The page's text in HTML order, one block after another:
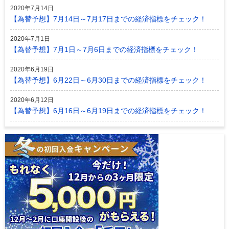
2020年7月14日
【為替予想】7月14日～7月17日までの経済指標をチェック！
2020年7月1日
【為替予想】7月1日～7月6日までの経済指標をチェック！
2020年6月19日
【為替予想】6月22日～6月30日までの経済指標をチェック！
2020年6月12日
【為替予想】6月16日～6月19日までの経済指標をチェック！